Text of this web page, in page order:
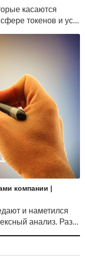
касаются
токенов и ус...
компании |
и наметился
анализ. Раз...